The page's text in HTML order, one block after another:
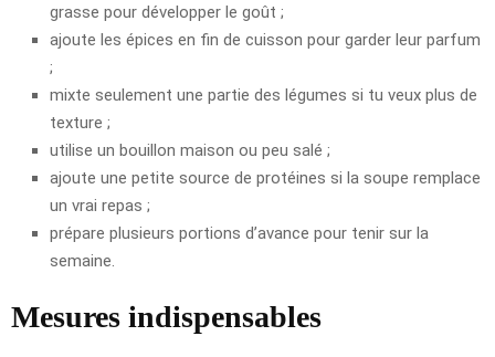
grasse pour développer le goût ;
ajoute les épices en fin de cuisson pour garder leur parfum
;
mixte seulement une partie des légumes si tu veux plus de
texture ;
utilise un bouillon maison ou peu salé ;
ajoute une petite source de protéines si la soupe remplace
un vrai repas ;
prépare plusieurs portions d’avance pour tenir sur la
semaine.
Mesures indispensables